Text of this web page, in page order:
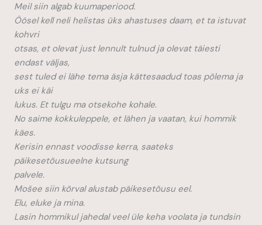
Meil siin algab kuumaperiood.
Öösel kell neli helistas üks ahastuses daam, et ta istuvat
kohvri
otsas, et olevat just lennult tulnud ja olevat täiesti
endast väljas,
sest tuled ei lähe tema äsja kättesaadud toas põlema ja
uks ei käi
lukus. Et tulgu ma otsekohe kohale.
No saime kokkuleppele, et lähen ja vaatan, kui hommik
käes.
Kerisin ennast voodisse kerra, saateks
päikesetõusueelne kutsung
palvele.
Mošee siin kõrval alustab päikesetõusu eel.
Elu, eluke ja mina.
Lasin hommikul jahedal veel üle keha voolata ja tundsin